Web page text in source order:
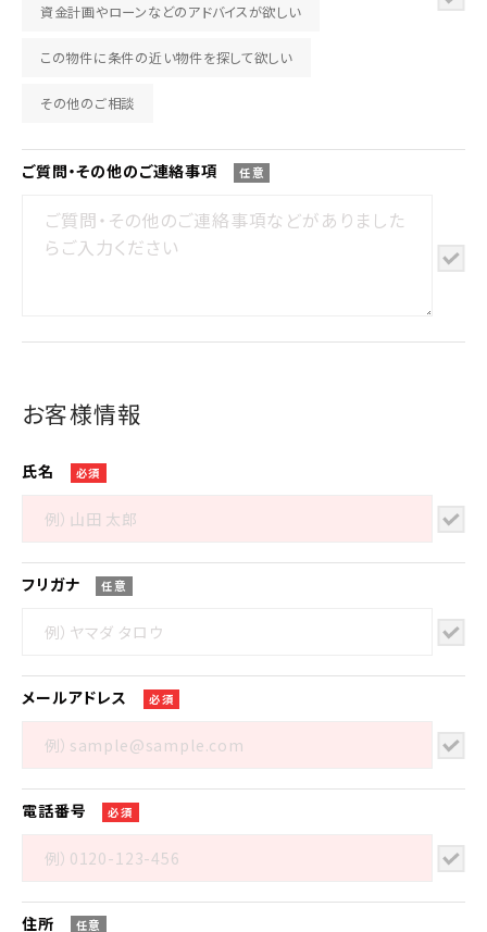
資金計画やローンなどのアドバイスが欲しい
この物件に条件の近い物件を探して欲しい
その他のご相談
ご質問・その他のご連絡事項 任意
お客様情報
氏名 必須
フリガナ 任意
メールアドレス 必須
電話番号 必須
住所 任意